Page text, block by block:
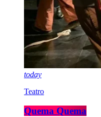
today
Teatro
Quema Quema